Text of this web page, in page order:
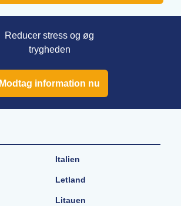
Reducer stress og øg
trygheden
Modtag information nu
Italien
Letland
Litauen